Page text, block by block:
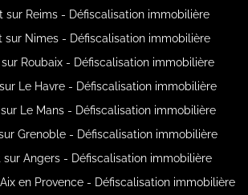
sur Reims - Défiscalisation immobilière
sur Nimes - Défiscalisation immobilière
Roubaix - Défiscalisation immobilière
Le Havre - Défiscalisation immobilière
Le Mans - Défiscalisation immobilière
Grenoble - Défiscalisation immobilière
sur Angers - Défiscalisation immobilière
en Provence - Défiscalisation immobilière